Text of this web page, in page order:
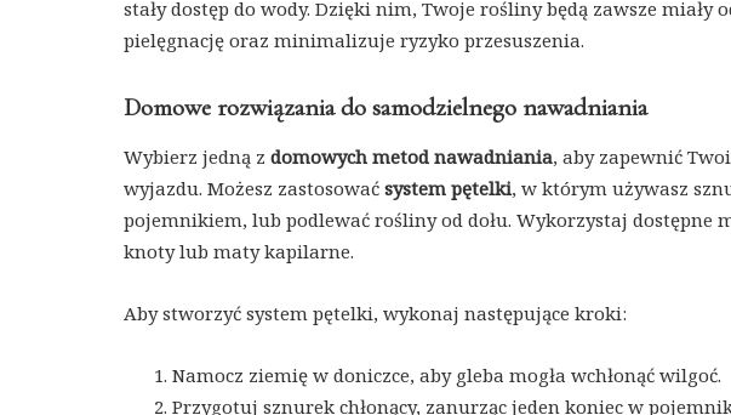
stały dostęp do wody. Dzięki nim, Twoje rośliny będą zawsze
pielęgnację oraz minimalizuje ryzyko przesuszenia.
Domowe rozwiązania do samodzielnego nawadniania
Wybierz jedną z domowych metod nawadniania, aby zapewnić
wyjazdu. Możesz zastosować system pętelki, w którym używasz
pojemnikiem, lub podlewać rośliny od dołu. Wykorzystaj dostępne
knoty lub maty kapilarne.
Aby stworzyć system pętelki, wykonaj następujące kroki:
Namocz ziemię w doniczce, aby gleba mogła wchłonąć wilgoć.
Przygotuj sznurek chłonący, zanurząc jeden koniec w